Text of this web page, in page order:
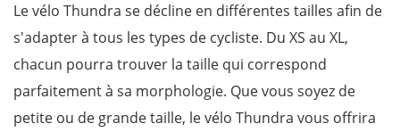
Le vélo Thundra se décline en différentes tailles afin de
s'adapter à tous les types de cycliste. Du XS au XL,
chacun pourra trouver la taille qui correspond
parfaitement à sa morphologie. Que vous soyez de
petite ou de grande taille, le vélo Thundra vous offrira